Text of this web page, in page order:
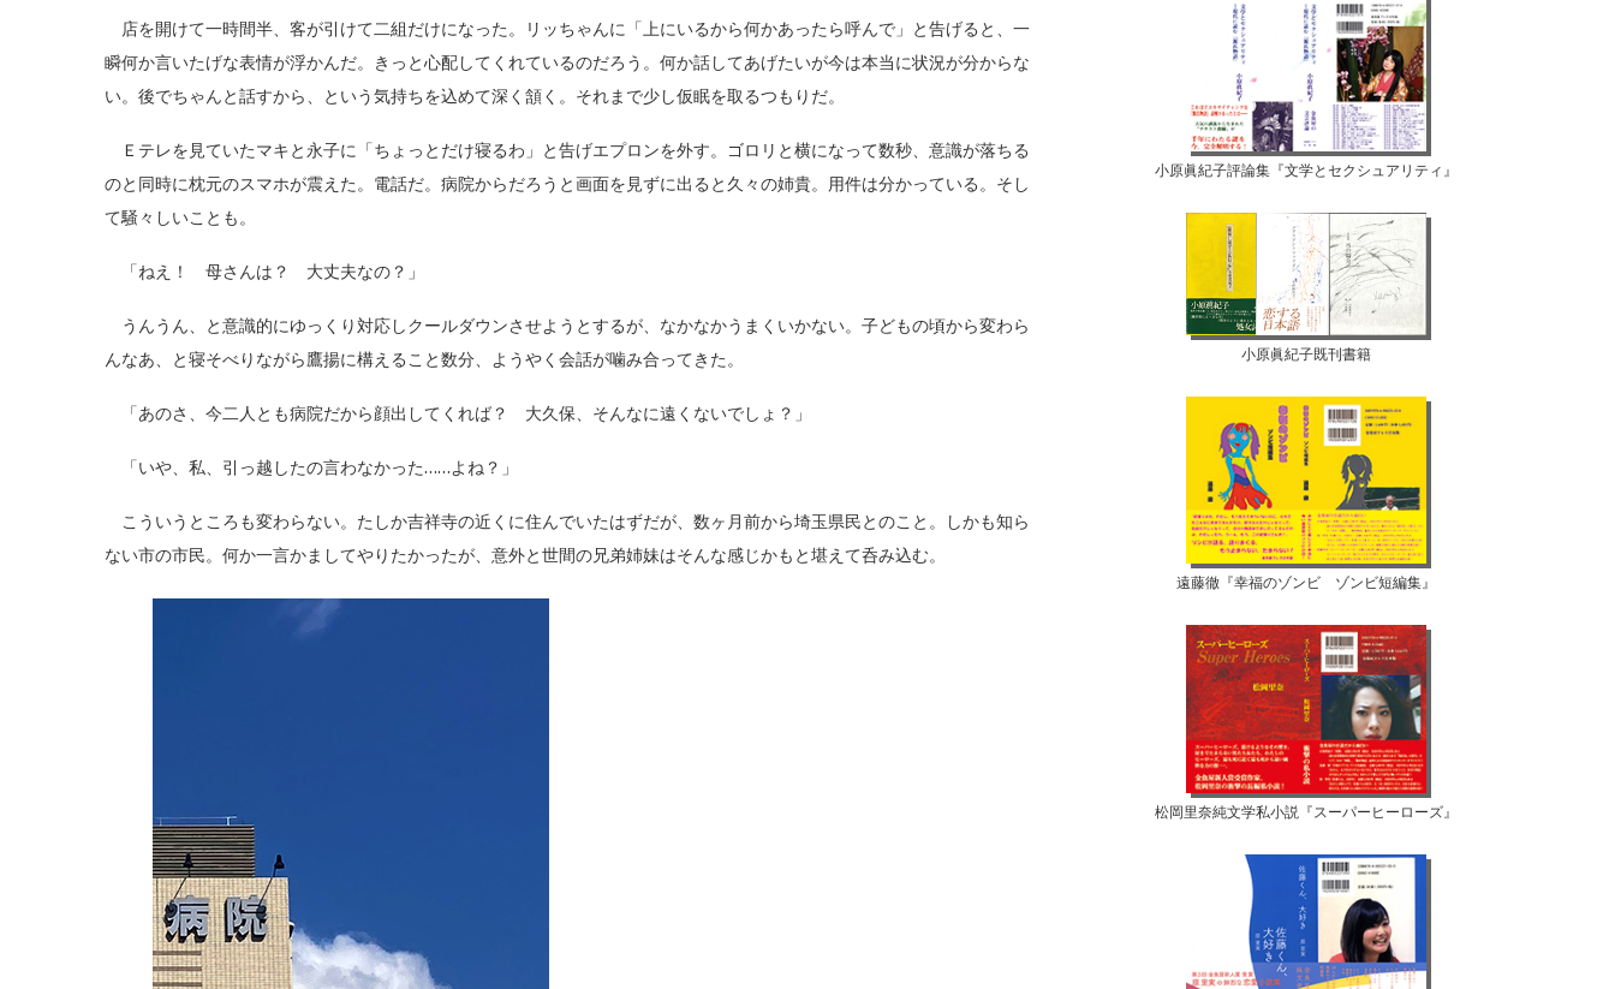
店を開けて一時間半、客が引けて二組だけになった。リッちゃんに「上にいるから何かあったら呼んで」と告げると、一
瞬何か言いたげな表情が浮かんだ。きっと心配してくれているのだろう。何か話してあげたいが今は本当に状況が分からな
い。後でちゃんと話すから、という気持ちを込めて深く頷く。それまで少し仮眠を取るつもりだ。
Ｅテレを見ていたマキと永子に「ちょっとだけ寝るわ」と告げエプロンを外す。ゴロリと横になって数秒、意識が落ちる
のと同時に枕元のスマホが震えた。電話だ。病院からだろうと画面を見ずに出ると久々の姉貴。用件は分かっている。そし
て騒々しいことも。
「ねえ！ 母さんは？ 大丈夫なの？」
うんうん、と意識的にゆっくり対応しクールダウンさせようとするが、なかなかうまくいかない。子どもの頃から変わら
んなあ、と寝そべりながら鷹揚に構えること数分、ようやく会話が噛み合ってきた。
「あのさ、今二人とも病院だから顔出してくれば？ 大久保、そんなに遠くないでしょ？」
「いや、私、引っ越したの言わなかった……よね？」
こういうところも変わらない。たしか吉祥寺の近くに住んでいたはずだが、数ヶ月前から埼玉県民とのこと。しかも知ら
ない市の市民。何か一言かましてやりたかったが、意外と世間の兄弟姉妹はそんな感じかもと堪えて呑み込む。
小原眞紀子評論集『文学とセクシュアリティ』
小原眞紀子既刊書籍
遠藤徹『幸福のゾンビ ゾンビ短編集』
松岡里奈純文学私小説『スーパーヒーローズ』